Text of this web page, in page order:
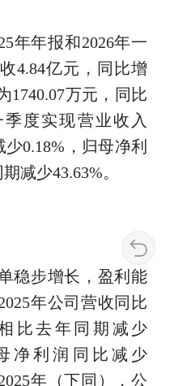
年报和2026年一
4.84亿元，同比增
1740.07万元，同比
季度实现营业收入
0.18%，归母净利
减少43.63%。
步增长，盈利能
年公司营收同比
比去年同期减少
净利润同比减少
年（下同），公